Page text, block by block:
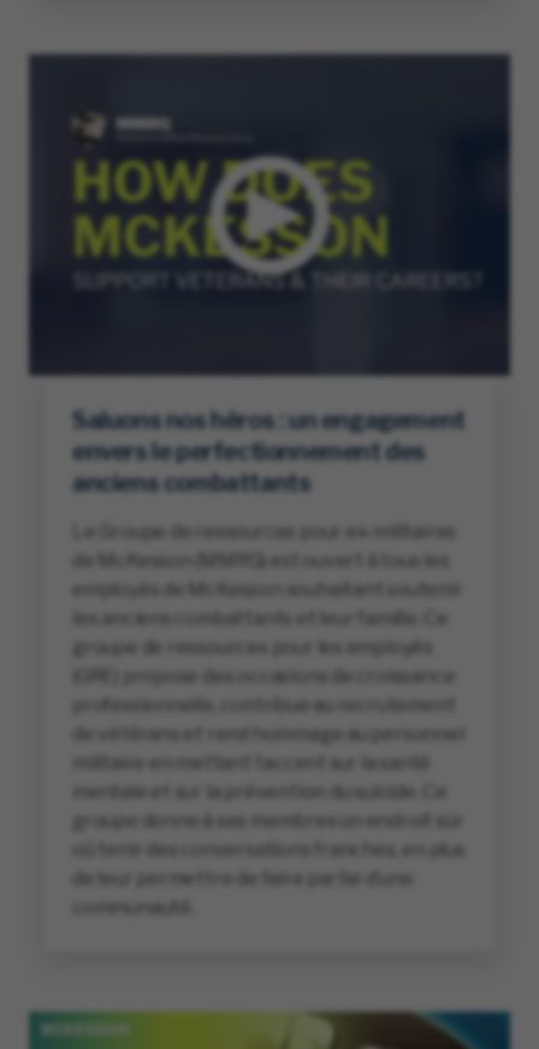
Saluons nos héros : un engagement
envers le perfectionnement des
anciens combattants
Le Groupe de ressources pour ex-militaires
de McKesson (MMRG) est ouvert à tous les
employés de McKesson souhaitant soutenir
les anciens combattants et leur famille. Ce
groupe de ressources pour les employés
(GRE) propose des occasions de croissance
professionnelle, contribue au recrutement
de vétérans et rend hommage au personnel
militaire en mettant l’accent sur la santé
mentale et sur la prévention du suicide. Ce
groupe donne à ses membres un endroit sûr
où tenir des conversations franches, en plus
de leur permettre de faire partie d’une
communauté.